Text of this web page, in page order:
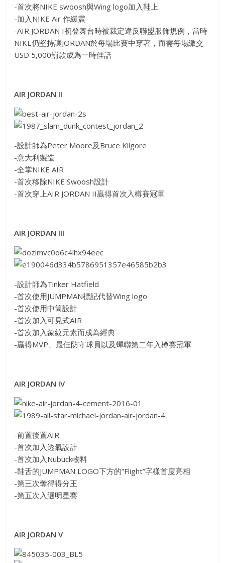
-首次將NIKE swoosh與Wing logo加入鞋上
-加入NIKE Air 作緩震
-AIR JORDAN I初登舞台時被裁定違反聯盟服飾規例，當時
NIKE仍堅持讓JORDAN於每場比賽中穿著，而需每場繳交
USD 5,000罰款成為一時佳話
AIR JORDAN II
-設計師為Peter Moore及Bruce Kilgore
-意大利製造
-全掌NIKE AIR
-首次移除NIKE Swoosh設計
-首次穿上AIR JORDAN II贏得首次入樽賽冠軍
AIR JORDAN III
-設計師為Tinker Hatfield
-首次使用JUMPMAN標記代替Wing logo
-首次使用中筒設計
-首次加入可見式AIR
-首次加入象紋元素而成為經典
-贏得MVP、最佳防守球員以及蟬聯第二年入樽賽冠軍
AIR JORDAN IV
-前置後置AIR
-首次加入透氣設計
-首次加入Nubuck物料
-鞋舌的JUMPMAN LOGO下方的”Flight”字樣首度亮相
-第三次奪得得分王
-第五次入選明星賽
AIR JORDAN V